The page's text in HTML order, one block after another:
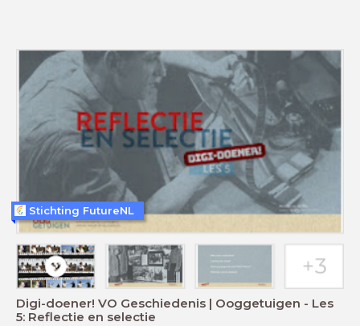
Digi-doener! VO Geschiedenis | Ooggetuigen - Les
5: Reflectie en selectie
Stichting FutureNL